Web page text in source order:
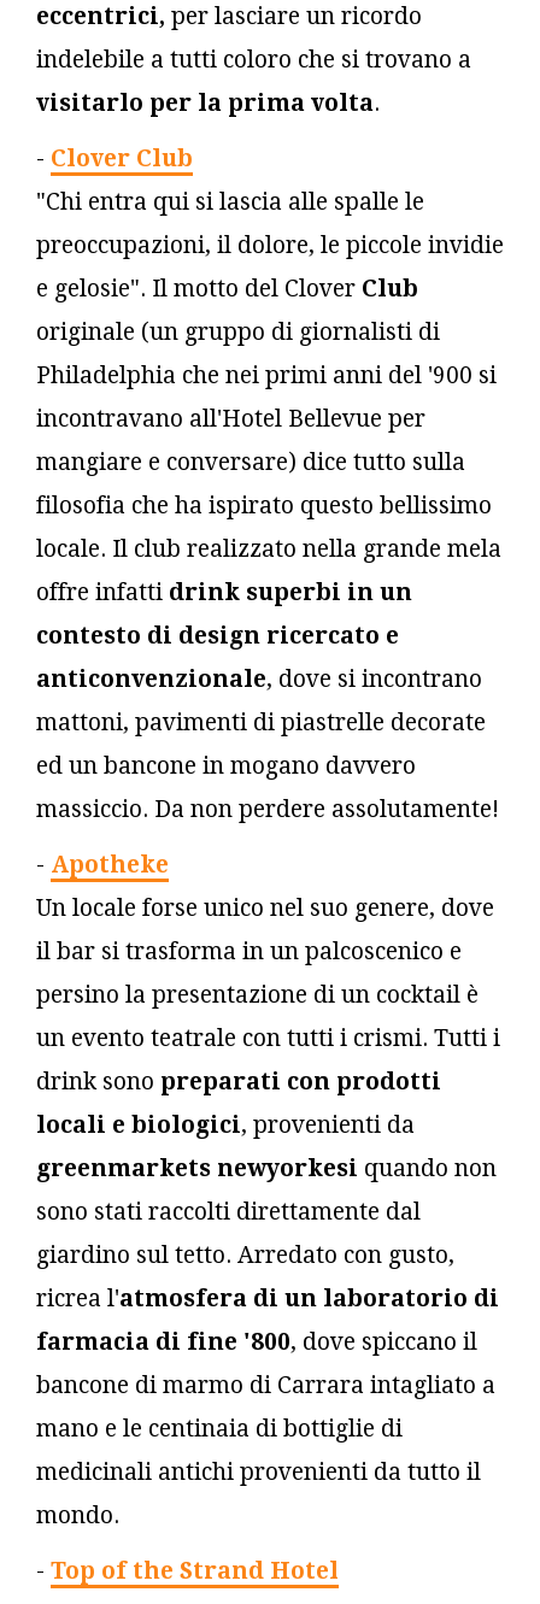
eccentrici, per lasciare un ricordo
indelebile a tutti coloro che si trovano a
visitarlo per la prima volta.
- Clover Club
"Chi entra qui si lascia alle spalle le
preoccupazioni, il dolore, le piccole invidie
e gelosie". Il motto del Clover Club
originale (un gruppo di giornalisti di
Philadelphia che nei primi anni del '900 si
incontravano all'Hotel Bellevue per
mangiare e conversare) dice tutto sulla
filosofia che ha ispirato questo bellissimo
locale. Il club realizzato nella grande mela
offre infatti drink superbi in un
contesto di design ricercato e
anticonvenzionale, dove si incontrano
mattoni, pavimenti di piastrelle decorate
ed un bancone in mogano davvero
massiccio. Da non perdere assolutamente!
- Apotheke
Un locale forse unico nel suo genere, dove
il bar si trasforma in un palcoscenico e
persino la presentazione di un cocktail è
un evento teatrale con tutti i crismi. Tutti i
drink sono preparati con prodotti
locali e biologici, provenienti da
greenmarkets newyorkesi quando non
sono stati raccolti direttamente dal
giardino sul tetto. Arredato con gusto,
ricrea l'atmosfera di un laboratorio di
farmacia di fine '800, dove spiccano il
bancone di marmo di Carrara intagliato a
mano e le centinaia di bottiglie di
medicinali antichi provenienti da tutto il
mondo.
- Top of the Strand Hotel